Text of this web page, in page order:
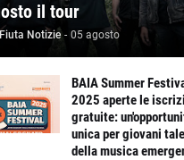
il tour
Fiuta Notizie - 05 agosto
BAIA Summer
2025 aperte le
gratuite:
unica per giovani
della musica